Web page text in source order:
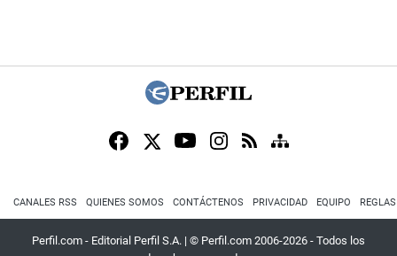
CANALES RSS QUIENES SOMOS CONTÁCTENOS PRIVACIDAD EQUIPO
Perfil.com - Editorial Perfil S.A. | © Perfil.com 2006-2026 - Todos los